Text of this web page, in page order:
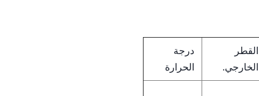
القطر
الخارجي.
درجة
الحرارة